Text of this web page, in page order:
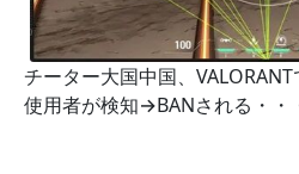
チーター大国中国、
使用者が検知→BANされる・・